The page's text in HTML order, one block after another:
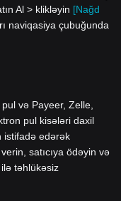
Al > klikləyin [Nağd
naviqasiya çubuğunda
və Payeer, Zelle,
pul kisələri daxil
istifadə edərək
satıcıya ödəyin və
ilə təhlükəsiz